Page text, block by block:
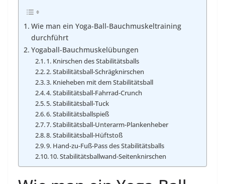
Wie man ein Yoga-Ball-Bauchmuskeltraining
durchführt
Yogaball-Bauchmuskelübungen
1. Knirschen des Stabilitätsballs
2. Stabilitätsball-Schrägknirschen
3. Knieheben mit dem Stabilitätsball
4. Stabilitätsball-Fahrrad-Crunch
5. Stabilitätsball-Tuck
6. Stabilitätsballspieß
7. Stabilitätsball-Unterarm-Plankenheber
8. Stabilitätsball-Hüftstoß
9. Hand-zu-Fuß-Pass des Stabilitätsballs
10. Stabilitätsballwand-Seitenknirschen